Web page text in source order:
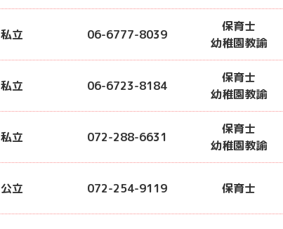
私立 06-6777-8039
保育士
幼稚園教諭
私立 06-6723-8184
保育士
幼稚園教諭
私立 072-288-6631
保育士
幼稚園教諭
公立 072-254-9119 保育士